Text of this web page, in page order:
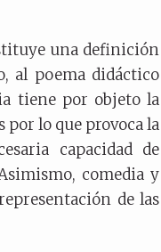
una definición
al poema didáctico
tiene por objeto la
por lo que provoca la
capacidad de
comedia y
de las